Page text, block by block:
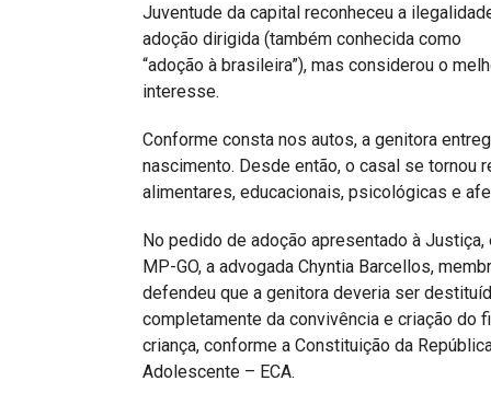
IBDFAM EducacionalJuventude da capital reconheceu a
adoção dirigida (também conhecida como
“adoção à brasileira”), mas considerou o
interesse.
Conforme consta nos autos, a genitora
nascimento. Desde então, o casal se tornou
alimentares, educacionais, psicológicas e
No pedido de adoção apresentado à
MP-GO, a advogada Chyntia Barcellos,
defendeu que a genitora deveria ser
completamente da convivência e criação do
criança, conforme a Constituição da
Adolescente – ECA.